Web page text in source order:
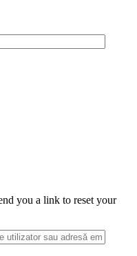
you a link to reset your